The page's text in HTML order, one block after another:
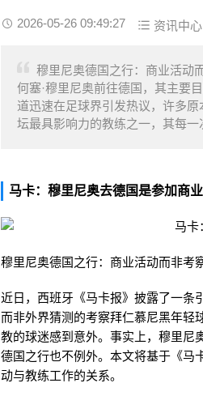
2026-05-26 09:49:27 资讯中心
穆里尼奥德国之行：商业活动
何塞·穆里尼奥前往德国，其主要
道迅速在足球界引发热议，许多
坛最具影响力的教练之一，其每一
马卡：穆里尼奥去德国是参加商
穆里尼奥德国之行：商业活动而非考
近日，西班牙《马卡报》披露了一条
而非外界猜测的考察拜仁慕尼黑年轻
教的球迷感到意外。事实上，穆里尼
德国之行也不例外。本文将基于《马
动与教练工作的关系。